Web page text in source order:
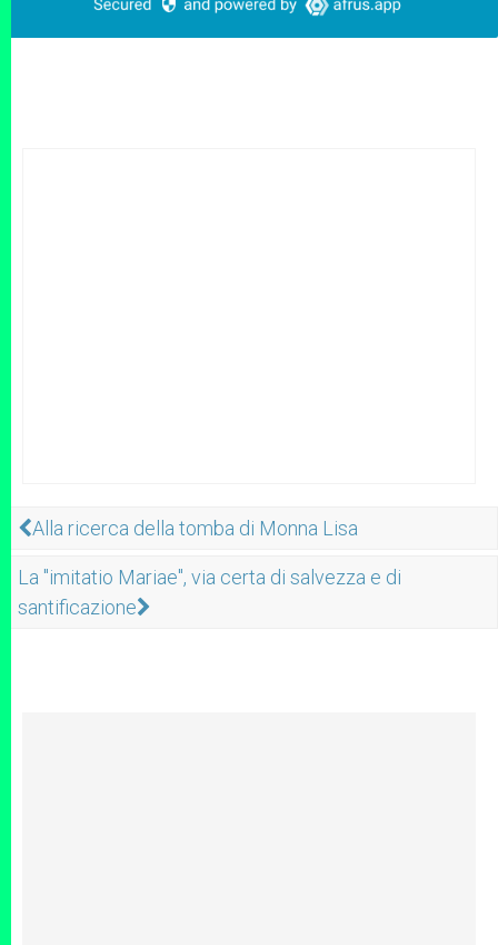
Alla ricerca della tomba di Monna Lisa
La "imitatio Mariae", via certa di salvezza e di
santificazione